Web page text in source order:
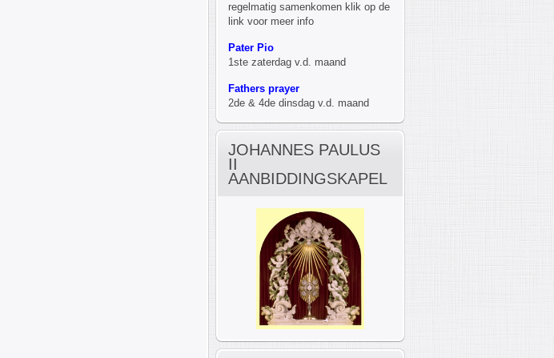
regelmatig samenkomen klik op de
link voor meer info
Pater Pio
1ste zaterdag v.d. maand
Fathers prayer
2de & 4de dinsdag v.d. maand
JOHANNES PAULUS
II
AANBIDDINGSKAPEL